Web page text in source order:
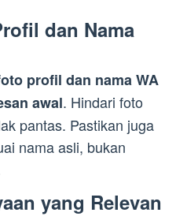
dan Nama
profil dan nama WA
awal. Hindari foto
pantas. Pastikan juga
nama asli, bukan
yang Relevan